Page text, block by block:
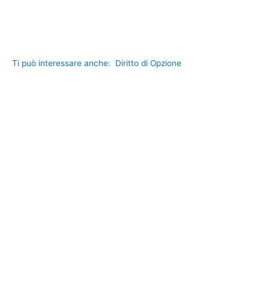
Ti può interessare anche: Diritto di Opzione